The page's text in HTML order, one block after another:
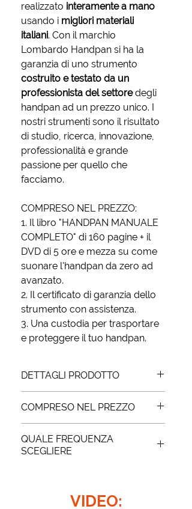
realizzato interamente a mano
usando i migliori materiali
italiani. Con il marchio
Lombardo Handpan si ha la
garanzia di uno strumento
costruito e testato da un
professionista del settoredegli
handpan ad un prezzo unico. I
nostri strumenti sono il risultato
di studio, ricerca, innovazione,
professionalità e grande
passione per quello che
facciamo.
COMPRESO NEL PREZZO:
1. Il libro "HANDPAN MANUALE
COMPLETO" di 160 pagine + il
DVD di 5 ore e mezza su come
suonare l'handpan da zero ad
avanzato.
2. Il certificato di garanzia dello
strumento con assistenza.
3. Una custodia per trasportare
e proteggere il tuo handpan.
DETTAGLI PRODOTTO
SCALA: (RE), SOL, LA, DO, RE,
MIb, FA#, SOL, LA
FREQUENZA: 432 Hz e 440Hz
MATERIALE: Metallo nitrurato
COMPRESO NEL PREZZO ​
COMPLETO" di 160 pagine + il
DVD di 5 ore e mezza su come
strumento con assistenza.
QUALE FREQUENZA
SCEGLIERE
Se lo scopo è quello di suonare con
VIDEO: